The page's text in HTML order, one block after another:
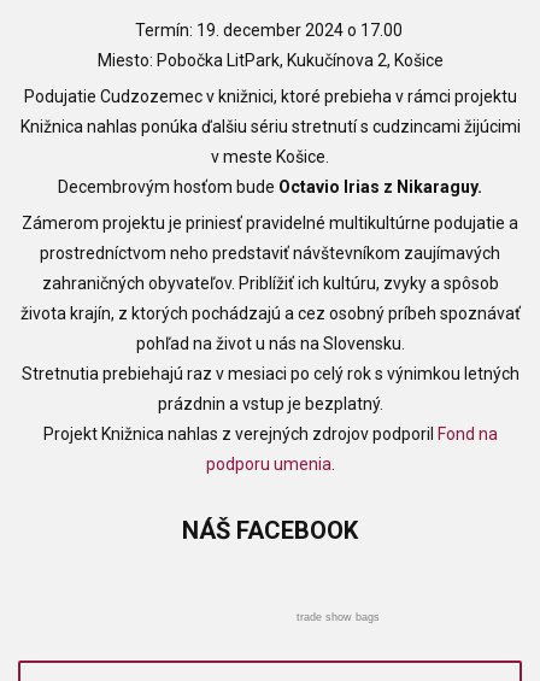
Termín: 19. december 2024 o 17.00
Miesto: Pobočka LitPark, Kukučínova 2, Košice
Podujatie Cudzozemec v knižnici, ktoré prebieha v rámci projektu
Knižnica nahlas ponúka ďalšiu sériu stretnutí s cudzincami žijúcimi
v meste Košice.
Decembrovým hosťom bude Octavio Irias z Nikaraguy.
Zámerom projektu je priniesť pravidelné multikultúrne podujatie a
prostredníctvom neho predstaviť návštevníkom zaujímavých
zahraničných obyvateľov. Priblížiť ich kultúru, zvyky a spôsob
života krajín, z ktorých pochádzajú a cez osobný príbeh spoznávať
pohľad na život u nás na Slovensku.
Stretnutia prebiehajú raz v mesiaci po celý rok s výnimkou letných
prázdnin a vstup je bezplatný.
Projekt Knižnica nahlas z verejných zdrojov podporil Fond na
podporu umenia
NÁŠ FACEBOOK
trade show bags